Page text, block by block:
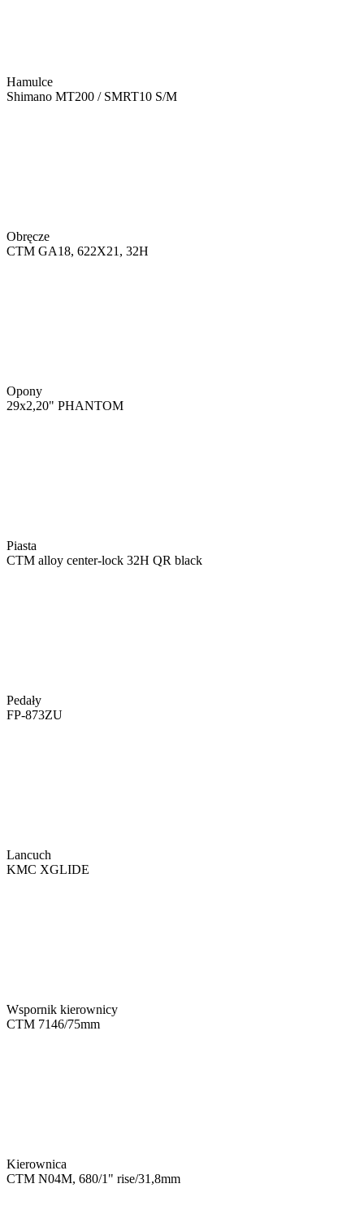
Hamulce
Shimano MT200 / SMRT10 S/M
Obręcze
CTM GA18, 622X21, 32H
Opony
29x2,20" PHANTOM
Piasta
CTM alloy center-lock 32H QR black
Pedały
FP-873ZU
Lancuch
KMC XGLIDE
Wspornik kierownicy
CTM 7146/75mm
Kierownica
CTM N04M, 680/1" rise/31,8mm